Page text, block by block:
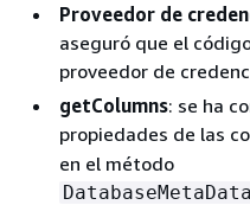
Proveedor de
aseguró que el
proveedor de
getColumns: se ha
propiedades de las
en el método